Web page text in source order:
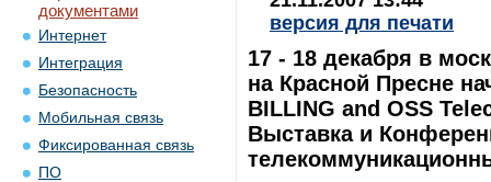
документами
Интернет
Интеграция
Безопасность
Мобильная связь
Фиксированная связь
ПО
версия для печати
17 - 18 декабря в
на Красной Пресне
BILLING and OSS
Выставка и